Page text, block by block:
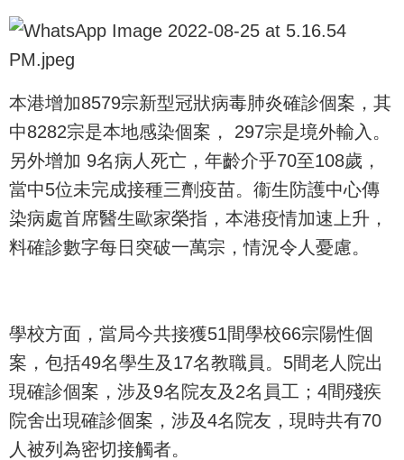
本港增加8579宗新型冠狀病毒肺炎確診個案，其
中8282宗是本地感染個案， 297宗是境外輸入。
另外增加 9名病人死亡，年齡介乎70至108歲，
當中5位未完成接種三劑疫苗。衞生防護中心傳
染病處首席醫生歐家榮指，本港疫情加速上升，
料確診數字每日突破一萬宗，情況令人憂慮。
學校方面，當局今共接獲51間學校66宗陽性個
案，包括49名學生及17名教職員。5間老人院出
現確診個案，涉及9名院友及2名員工；4間殘疾
院舍出現確診個案，涉及4名院友，現時共有70
人被列為密切接觸者。